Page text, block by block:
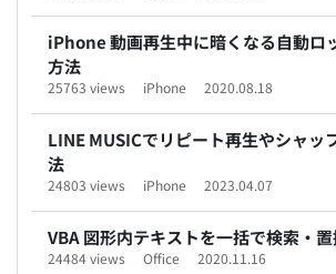
iPhone 動画再生中に暗くなる自動ロ
方法
25763 views iPhone 2020.08.18
LINE MUSICでリピート再生やシャッ
法
24803 views iPhone 2023.04.07
VBA 図形内テキストを一括で検索・
24484 views Office 2020.11.16